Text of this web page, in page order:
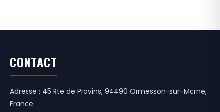
CONTACT
Adresse : 45 Rte de Provins, 94490 Ormesson-sur-Marne,
France